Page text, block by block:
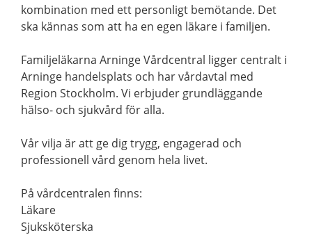
kombination med ett personligt bemötande. Det
ska kännas som att ha en egen läkare i familjen.
Familjeläkarna Arninge Vårdcentral ligger centralt i
Arninge handelsplats och har vårdavtal med
Region Stockholm. Vi erbjuder grundläggande
hälso- och sjukvård för alla.
Vår vilja är att ge dig trygg, engagerad och
professionell vård genom hela livet.
På vårdcentralen finns:
Läkare
Sjuksköterska